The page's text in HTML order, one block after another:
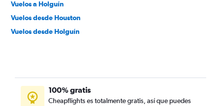
Vuelos a Holguín
Vuelos desde Houston
Vuelos desde Holguín
100% gratis
Cheapflights es totalmente gratis, así que puedes